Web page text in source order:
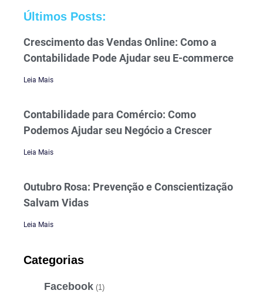
Últimos Posts:
Crescimento das Vendas Online: Como a
Contabilidade Pode Ajudar seu E-commerce
Leia Mais
Contabilidade para Comércio: Como
Podemos Ajudar seu Negócio a Crescer
Leia Mais
Outubro Rosa: Prevenção e Conscientização
Salvam Vidas
Leia Mais
Categorias
Facebook (1)